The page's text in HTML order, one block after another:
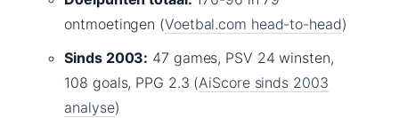
ontmoetingen (Voetbal.com head-to-head)
Sinds 2003: 47 games, PSV 24 winsten,
108 goals, PPG 2.3 (AiScore sinds 2003
analyse)